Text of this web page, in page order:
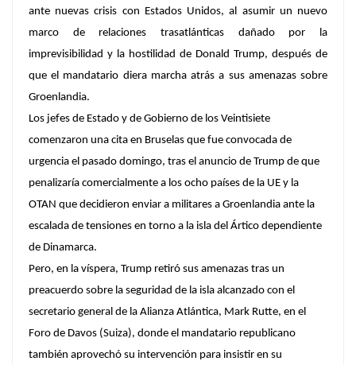
ante nuevas crisis con Estados Unidos, al asumir un nuevo
marco de relaciones trasatlánticas dañado por la
imprevisibilidad y la hostilidad de Donald Trump, después de
que el mandatario diera marcha atrás a sus amenazas sobre
Groenlandia.
Los jefes de Estado y de Gobierno de los Veintisiete
comenzaron una cita en Bruselas que fue convocada de
urgencia el pasado domingo, tras el anuncio de Trump de que
penalizaría comercialmente a los ocho países de la UE y la
OTAN que decidieron enviar a militares a Groenlandia ante la
escalada de tensiones en torno a la isla del Ártico dependiente
de Dinamarca.
Pero, en la víspera, Trump retiró sus amenazas tras un
preacuerdo sobre la seguridad de la isla alcanzado con el
secretario general de la Alianza Atlántica, Mark Rutte, en el
Foro de Davos (Suiza), donde el mandatario republicano
también aprovechó su intervención para insistir en su